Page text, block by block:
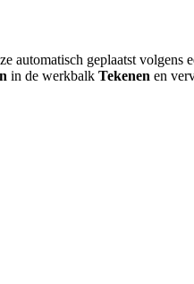
automatisch geplaatst
in de werkbalk Tekenen en